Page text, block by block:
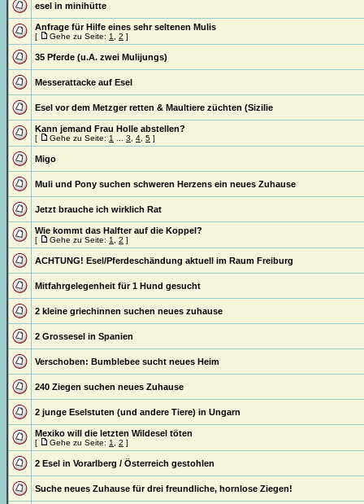
esel in minihütte
Anfrage für Hilfe eines sehr seltenen Mulis
[ Gehe zu Seite: 1 2 ]
35 Pferde (u.A. zwei Mulijungs)
Messerattacke auf Esel
Esel vor dem Metzger retten & Maultiere züchten (Sizilie
Kann jemand Frau Holle abstellen?
[ Gehe zu Seite: 1 3 4 5 ]
Migo
Muli und Pony suchen schweren Herzens ein neues Zuhause
Jetzt brauche ich wirklich Rat
Wie kommt das Halfter auf die Koppel?
[ Gehe zu Seite: 1 2 ]
ACHTUNG! Esel/Pferdeschändung aktuell im Raum Freiburg
Mitfahrgelegenheit für 1 Hund gesucht
2 kleine griechinnen suchen neues zuhause
2 Grossesel in Spanien
Verschoben: Bumblebee sucht neues Heim
240 Ziegen suchen neues Zuhause
2 junge Eselstuten (und andere Tiere) in Ungarn
Mexiko will die letzten Wildesel töten
[ Gehe zu Seite: 1 2 ]
2 Esel in Vorarlberg / Österreich gestohlen
Suche neues Zuhause für drei freundliche, hornlose Ziegen!